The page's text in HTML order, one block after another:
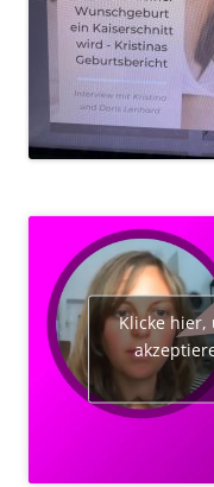
Klicke hier,